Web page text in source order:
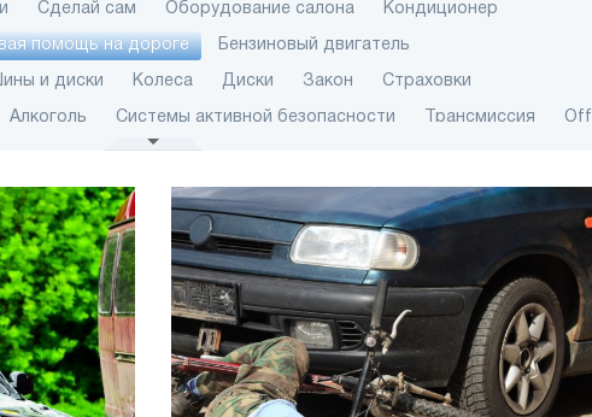
Сделай сам Оборудование салона Кондиционер
помощь на дороге Бензиновый двигатель
и диски Колеса Диски Закон Страховки
Алкоголь Системы активной безопасности Трансмиссия
Электрооборудование
и видео Аудио Кузов Системы пассивной безопасности
Фары Видео Оборудование салона Щиток приборов
Сцепление Оптика Сигнализация Двигатель
Подвеска Тормоза Отечественные автомобили
Налоги и акцизы Переоборудованние и тюнинг
ВАЗ 2107 Ремонт Мототехника Ремонт Тюнинг